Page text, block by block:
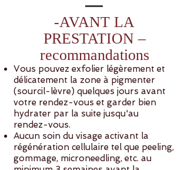
-AVANT LA
PRESTATION –
recommandations
Vous pouvez exfolier légèrement et
délicatement la zone à pigmenter
(sourcil-lèvre) quelques jours avant
votre rendez-vous et garder bien
hydrater par la suite jusqu'au
rendez-vous.
Aucun soin du visage activant la
régénération cellulaire tel que peeling,
gommage, microneedling, etc. au